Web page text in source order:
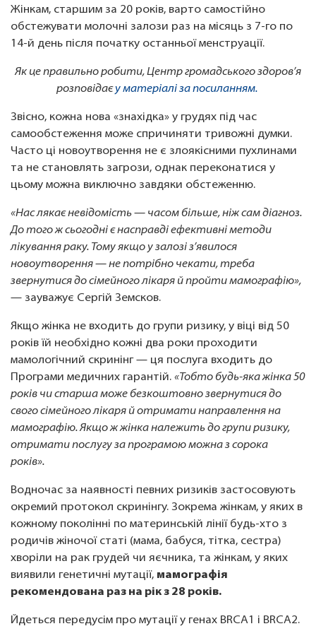
Жінкам, старшим за 20 років, варто самостійно
обстежувати молочні залози раз на місяць з 7-го по
14-й день після початку останньої менструації.
Як це правильно робити, Центр громадського здоров’я
розповідаєу матеріалі за посиланням.
Звісно, кожна нова «знахідка» у грудях під час
самообстеження може спричиняти тривожні думки.
Часто ці новоутворення не є злоякісними пухлинами
та не становлять загрози, однак переконатися у
цьому можна виключно завдяки обстеженню.
«Нас лякає невідомість — часом більше, ніж сам діагноз.
До того ж сьогодні є насправді ефективні методи
лікування раку. Тому якщо у залозі з’явилося
новоутворення — не потрібно чекати, треба
звернутися до сімейного лікаря й пройти мамографію»,
— зауважує Сергій Земсков.
Якщо жінка не входить до групи ризику, у віці від 50
років їй необхідно кожні два роки проходити
мамологічний скринінг — ця послуга входить до
Програми медичних гарантій. «Тобто будь-яка жінка 50
років чи старша може безкоштовно звернутися до
свого сімейного лікаря й отримати направлення на
мамографію. Якщо ж жінка належить до групи ризику,
отримати послугу за програмою можна з сорока
років».
Водночас за наявності певних ризиків застосовують
окремий протокол скринінгу. Зокрема жінкам, у яких в
кожному поколінні по материнській лінії будь-хто з
родичів жіночої статі (мама, бабуся, тітка, сестра)
хворіли на рак грудей чи яєчника, та жінкам, у яких
виявили генетичні мутації, мамографія
рекомендована раз на рік з 28 років.
Йдеться передусім про мутації у генах BRCA1 і BRCA2.